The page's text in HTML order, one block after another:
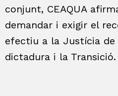
conjunt, CEAQUA
demandar i exigir el
efectiu a la Justícia
dictadura i la Transició.